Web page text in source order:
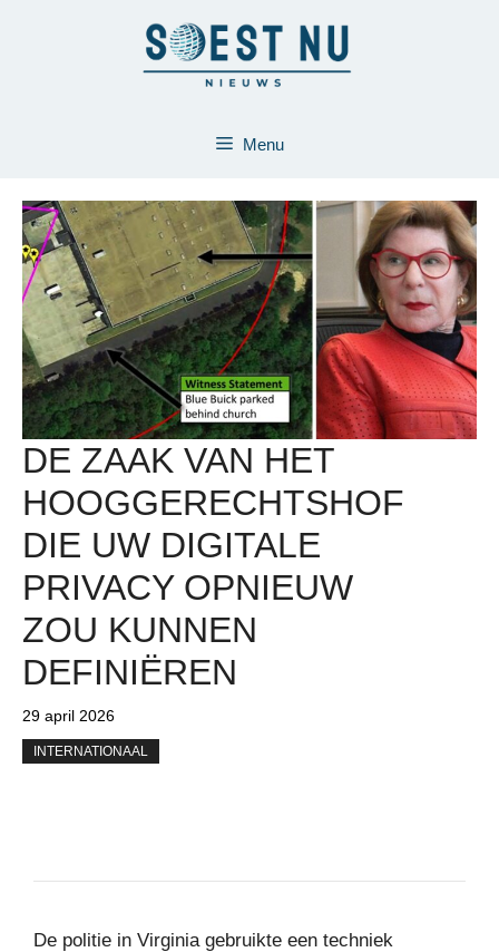
Menu
DE ZAAK VAN HET
HOOGGERECHTSHOF
DIE UW DIGITALE
PRIVACY OPNIEUW
ZOU KUNNEN
DEFINIËREN
29 april 2026
INTERNATIONAAL
De politie in Virginia gebruikte een techniek